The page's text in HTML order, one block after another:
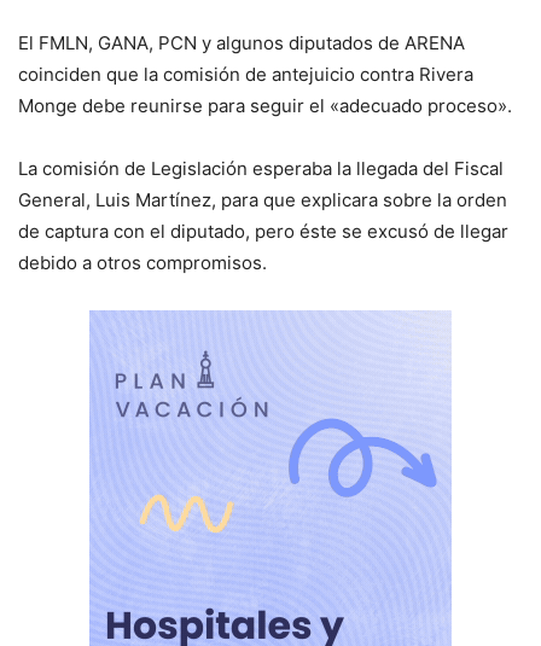
El FMLN, GANA, PCN y algunos diputados de ARENA
coinciden que la comisión de antejuicio contra Rivera
Monge debe reunirse para seguir el «adecuado proceso».
La comisión de Legislación esperaba la llegada del Fiscal
General, Luis Martínez, para que explicara sobre la orden
de captura con el diputado, pero éste se excusó de llegar
debido a otros compromisos.